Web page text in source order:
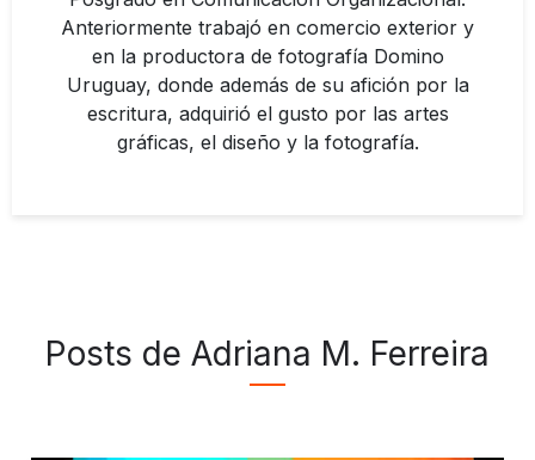
Anteriormente trabajó en comercio exterior y
en la productora de fotografía Domino
Uruguay, donde además de su afición por la
escritura, adquirió el gusto por las artes
gráficas, el diseño y la fotografía.
Posts de Adriana M. Ferreira